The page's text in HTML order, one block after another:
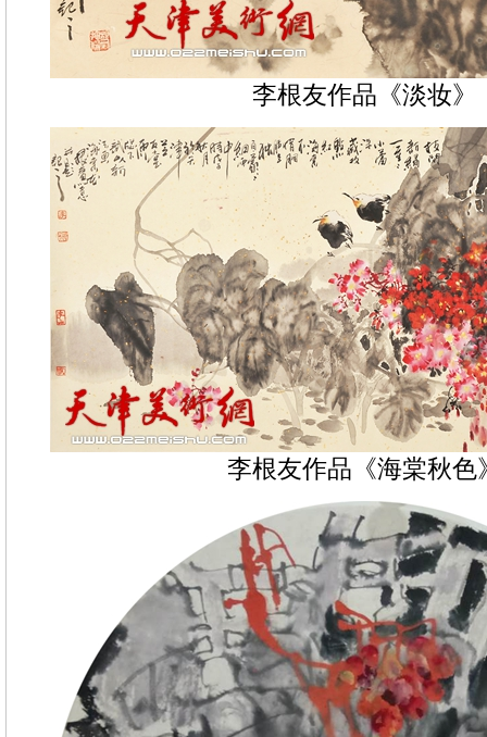
李根友作品《淡妆》
李根友作品《海棠秋色